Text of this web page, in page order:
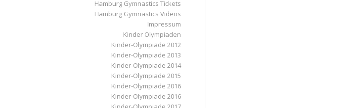
Hamburg Gymnastics Tickets
Hamburg Gymnastics Videos
Impressum
Kinder Olympiaden
Kinder-Olympiade 2012
Kinder-Olympiade 2013
Kinder-Olympiade 2014
Kinder-Olympiade 2015
Kinder-Olympiade 2016
Kinder-Olympiade 2016